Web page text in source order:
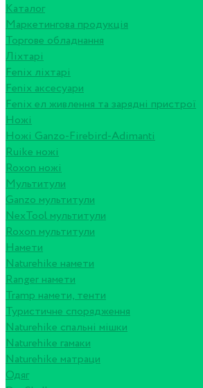
Каталог
Маркетингова продукція
Торгове обладнання
Ліхтарі
Fenix ліхтарі
Fenix аксесуари
Fenix ел живлення та зарядні пристрої
Ножі
Ножі Ganzo-Firebird-Adimanti
Ruike ножі
Roxon ножi
Мультитули
Ganzo мультитули
NexTool мультитули
Roxon мультитули
Намети
Naturehike намети
Ranger намети
Tramp намети, тенти
Туристичне спорядження
Naturehike спальні мішки
Naturehike гамаки
Naturehike матраци
Одяг